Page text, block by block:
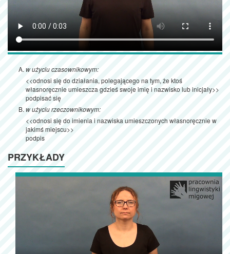
w użyciu czasownikowym:
<<odnosi się do działania, polegającego na tym, że ktoś
własnoręcznie umieszcza gdzieś swoje imię i nazwisko lub inicjały>>
podpisać się
w użyciu rzeczownikowym:
<<odnosi się do imienia i nazwiska umieszczonych własnoręcznie w
jakimś miejscu>>
podpis
PRZYKŁADY